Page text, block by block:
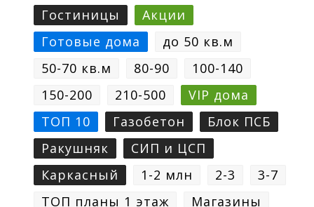
Гостиницы
Акции
Готовые дома
до 50 кв.м
50-70 кв.м
80-90
100-140
150-200
210-500
VIP дома
ТОП 10
Газобетон
Блок ПСБ
Ракушняк
СИП и ЦСП
Каркасный
1-2 млн 2-3
3-7
ТОП планы 1 этаж
Магазины